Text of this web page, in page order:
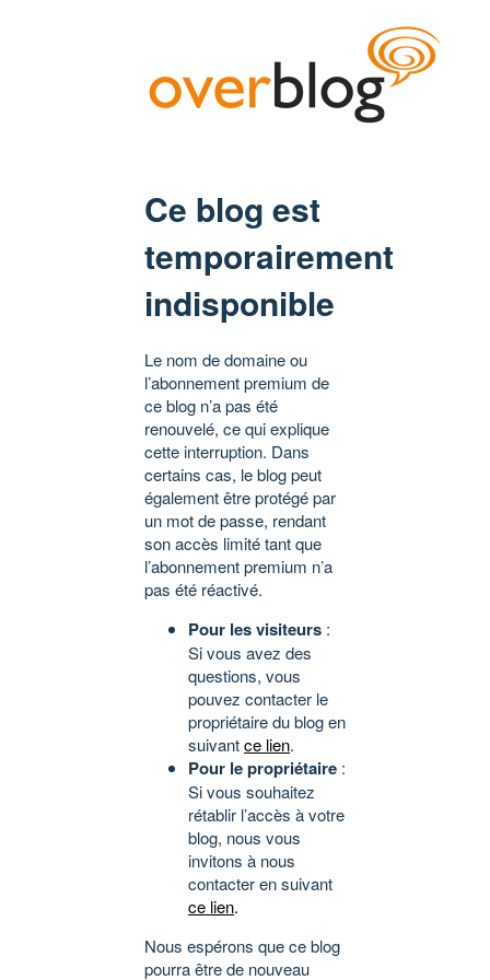
Ce blog est
temporairement
indisponible
Le nom de domaine ou
l’abonnement premium de
ce blog n’a pas été
renouvelé, ce qui explique
cette interruption. Dans
certains cas, le blog peut
également être protégé par
un mot de passe, rendant
son accès limité tant que
l’abonnement premium n’a
pas été réactivé.
Pour les visiteurs :
Si vous avez des
questions, vous
pouvez contacter le
propriétaire du blog en
suivantce lien.
Pour le propriétaire :
Si vous souhaitez
rétablir l’accès à votre
blog, nous vous
invitons à nous
contacter en suivant
ce lien.
Nous espérons que ce blog
pourra être de nouveau